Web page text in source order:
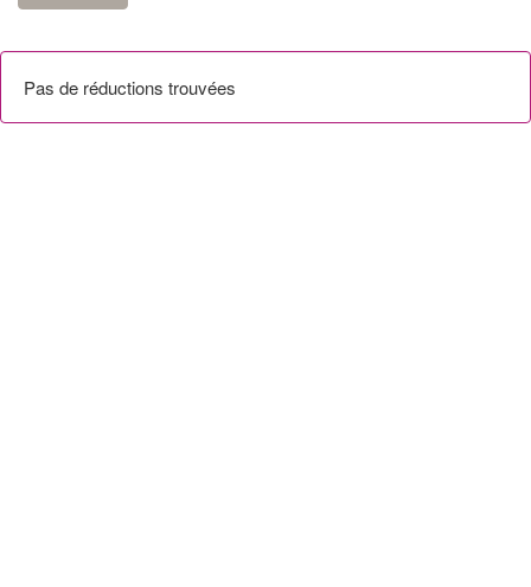
Pas de réductions trouvées